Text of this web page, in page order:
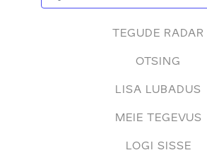
TEGUDE RADAR
OTSING
LISA LUBADUS
MEIE TEGEVUS
LOGI SISSE